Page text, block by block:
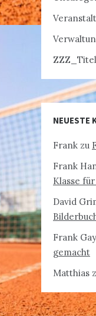
NEUESTE
Frank zu
Frank
Klasse
David
Frank
gemacht
Matthias